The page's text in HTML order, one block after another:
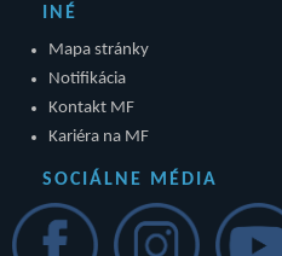
INÉ
Mapa stránky
Notifikácia
Kontakt MF
Kariéra na MF
SOCIÁLNE MÉDIA